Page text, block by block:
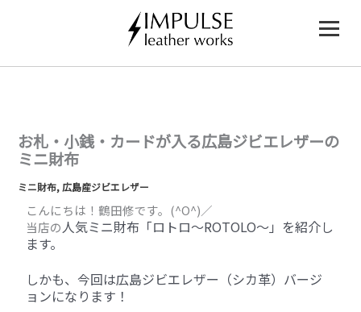
お札・小銭・カードが入る広島ジビエレザーの
ミニ財布
ミニ財布, 広島産ジビエレザー
こんにちは！鶴田修です。(^O^)／
当店の人気ミニ財布「ロトロ～ROTOLO～」を紹介し
ます。
しかも、今回は広島ジビエレザー（シカ革）バージ
ョンになります！